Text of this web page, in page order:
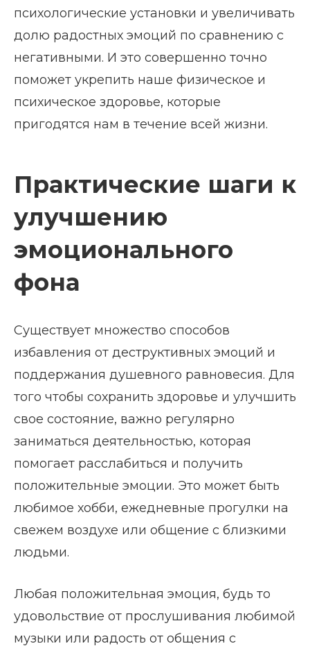
психологические установки и увеличивать
долю радостных эмоций по сравнению с
негативными. И это совершенно точно
поможет укрепить наше физическое и
психическое здоровье, которые
пригодятся нам в течение всей жизни.
Практические шаги к
улучшению
эмоционального
фона
Существует множество способов
избавления от деструктивных эмоций и
поддержания душевного равновесия. Для
того чтобы сохранить здоровье и улучшить
свое состояние, важно регулярно
заниматься деятельностью, которая
помогает расслабиться и получить
положительные эмоции. Это может быть
любимое хобби, ежедневные прогулки на
свежем воздухе или общение с близкими
людьми.
Любая положительная эмоция, будь то
удовольствие от прослушивания любимой
музыки или радость от общения с